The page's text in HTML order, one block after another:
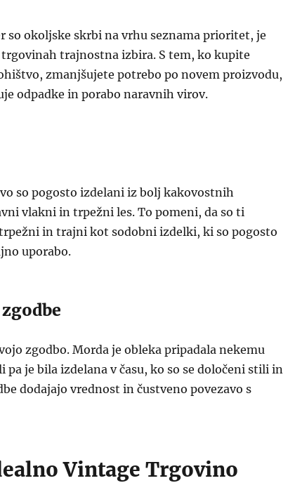
so okoljske skrbi na vrhu seznama prioritet, je
trajnostna izbira. S tem, ko kupite
zmanjšujete potrebo po novem proizvodu,
odpadke in porabo naravnih virov.
so pogosto izdelani iz bolj kakovostnih
vlakni in trpežni les. To pomeni, da so ti
in trajni kot sodobni izdelki, ki so pogosto
uporabo.
zgodbo. Morda je obleka pripadala nekemu
pa je bila izdelana v času, ko so se določeni stili in
dodajajo vrednost in čustveno povezavo s
Vintage Trgovino